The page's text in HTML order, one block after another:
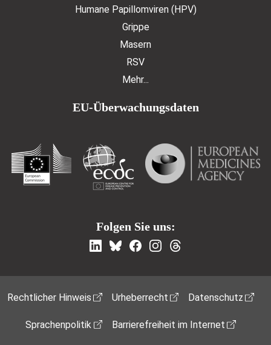
Humane Papillomviren (HPV)
Grippe
Masern
RSV
Mehr...
EU-Überwachungsdaten
Folgen Sie uns:
Footer Menu
Rechtlicher Hinweis Urheberrecht Datenschutz
Sprachenpolitik Barrierefreiheit im Internet